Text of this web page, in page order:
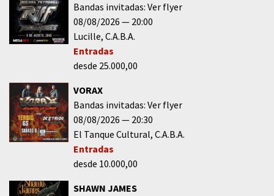
Bandas invitadas: Ver flyer
08/08/2026
20:00
Lucille C.A.B.A.
Entradas
desde 25.000,00
VORAX
Bandas invitadas: Ver flyer
08/08/2026
20:30
El Tanque Cultural C.A.B.A.
Entradas
desde 10.000,00
SHAWN JAMES